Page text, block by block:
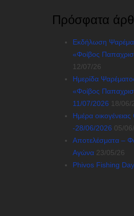
Πρόσφατα
Εκδήλωση
«Φοίβος
12/07/26
Ημερίδα
«Φοίβος
11/07/2026 18/06/
Ημέρα οικογένειας
-28/06/2026 05/
Αποτελέσματα –
Αγώνα 23/05/26
Phivos Fishing